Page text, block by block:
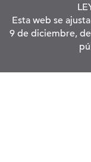
Esta web se
9 de diciembre,